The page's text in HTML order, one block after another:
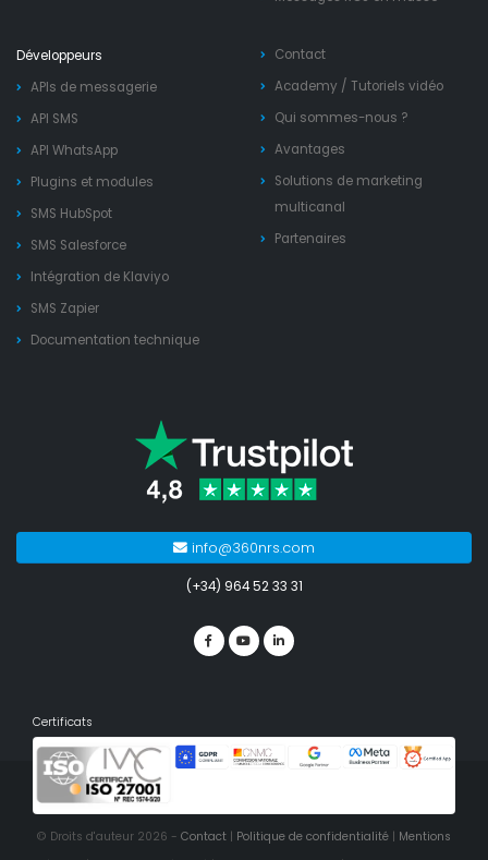
Développeurs
APIs de messagerie
API SMS
API WhatsApp
Plugins et modules
SMS HubSpot
SMS Salesforce
Intégration de Klaviyo
SMS Zapier
Documentation technique
Contact
Academy / Tutoriels vidéo
Qui sommes-nous ?
Avantages
Solutions de marketing
multicanal
Partenaires
info@360nrs.com
(+34) 964 52 33 31
Certificats
© Droits d'auteur 2026 - Contact | Politique de confidentialité | Mentions